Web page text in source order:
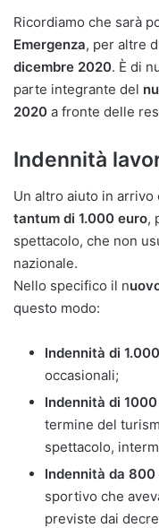
Ricordiamo che sarà
Emergenza, per altre
dicembre 2020. È di
parte integrante del
2020 a fronte delle
Indennità
Un altro aiuto in arrivo
tantum di 1.000 euro,
spettacolo, che non
nazionale.
Nello specifico il n
questo modo:
Indennità di
occasionali;
Indennità di
termine del
spettacolo,
Indennità da 800
sportivo che
previste dai